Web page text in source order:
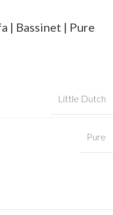
| Bassinet | Pure
Little Dutch
Pure